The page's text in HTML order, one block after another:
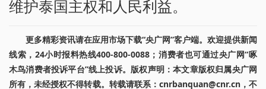
维护泰国主权和人民利益。
更多精彩资讯请在应用市场下载“央广网”客户端。欢迎提供新闻
线索，24小时报料热线400-800-0088；消费者也可通过央广网“啄
木鸟消费者投诉平台”线上投诉。版权声明：本文章版权归属央广网
所有，未经授权不得转载。转载请联系：cnrbanquan@cnr.cn，不